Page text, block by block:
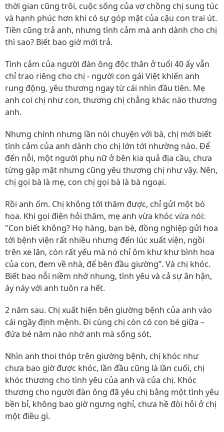
thời gian cũng trôi, cuộc sống của vợ chồng chị sung túc
và hạnh phúc hơn khi có sự góp mặt của cậu con trai út.
Tiền cũng trả anh, nhưng tình cảm mà anh dành cho chị
thì sao? Biết bao giờ mới trả.
Tình cảm của người đàn ông độc thân ở tuổi 40 ấy vẫn
chỉ trao riêng cho chị - người con gái Việt khiến anh
rung động, yêu thương ngay từ cái nhìn đầu tiên. Mẹ
anh coi chị như con, thương chị chẳng khác nào thương
anh.
Nhưng chính nhưng lần nói chuyện với bà, chị mới biết
tình cảm của anh dành cho chị lớn tới nhường nào. Để
đến nỗi, một người phụ nữ ở bên kia quả địa cầu, chưa
từng gặp mặt nhưng cũng yêu thương chị như vậy. Nên,
chị gọi bà là mẹ, con chị gọi bà là bà ngoại.
Rồi anh ốm. Chị không tới thăm được, chỉ gửi một bó
hoa. Khi gọi điện hỏi thăm, mẹ anh vừa khóc vừa nói:
"Con biết không? Họ hàng, bạn bè, đồng nghiệp gửi hoa
tới bệnh viện rất nhiều nhưng đến lúc xuất viện, ngồi
trên xe lăn, còn rất yếu mà nó chỉ ôm khư khư bình hoa
của con, đem về nhà, để bên đầu giường”. Và chị khóc.
Biết bao nỗi niềm nhớ nhung, tình yêu và cả sự ân hận,
áy náy với anh tuôn ra hết.
2 năm sau. Chị xuất hiện bên giường bệnh của anh vào
cái ngầy định mệnh. Đi cùng chị còn có con bé giữa –
đứa bé năm nào nhờ anh mà sống sót.
Nhìn anh thoi thóp trên giường bệnh, chị khóc như
chưa bao giờ được khóc, lần đầu cũng là lần cuối, chị
khóc thương cho tình yêu của anh và của chị. Khóc
thương cho người đàn ông đã yêu chị bằng một tình yêu
bền bỉ, không bao giờ ngưng nghỉ, chưa hề đòi hỏi ở chị
một điều gì.